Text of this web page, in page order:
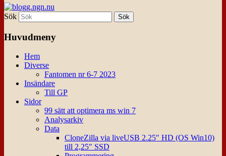
Sök
Huvudmeny
Hem
Diverse
Fantomen nr 6-7 2023
Insändare
Till GP
Sidor
99 sätt att optimera ms win 7
Analysarkiv
Data
CloneZilla via liveUSB 2.25″ HD (OS Win10)
till 2,25″ SSD